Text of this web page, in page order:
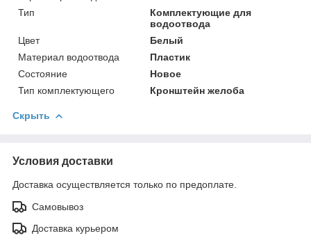
Тип
Комплектующие для
водоотвода
Цвет
Белый
Материал водоотвода
Пластик
Состояние
Новое
Тип комплектующего
Кронштейн желоба
Скрыть
Условия доставки
Доставка осуществляется только по предоплате.
Самовывоз
Доставка курьером